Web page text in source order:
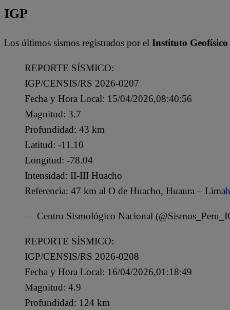
IGP
Los últimos sismos registrados por el Instituto
REPORTE SÍSMICO:
IGP/CENSIS/RS 2026-0207
Fecha y Hora Local: 15/04/2026,08:40:56
Magnitud: 3.7
Profundidad: 43 km
Latitud: -11.10
Longitud: -78.04
Intensidad: II-III Huacho
Referencia: 47 km al O de Huacho, Huaura – Lima
— Centro Sismológico Nacional
REPORTE SÍSMICO:
IGP/CENSIS/RS 2026-0208
Fecha y Hora Local: 16/04/2026,01:18:49
Magnitud: 4.9
Profundidad: 124 km